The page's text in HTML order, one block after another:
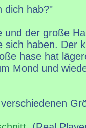
dich hab?"
und der große
sich haben. Der
hase hat
Mond und